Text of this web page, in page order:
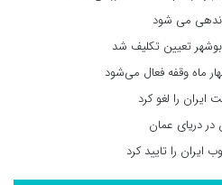
می‌ شود
تعیین تکلیف شد
ماه وقفه فعال می‌شود
را لغو کرد
در دریای عمان
ایران را تایید کرد